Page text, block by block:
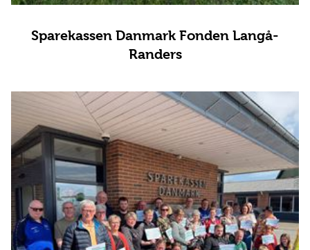
Sparekassen Danmark Fonden Langå-
Randers